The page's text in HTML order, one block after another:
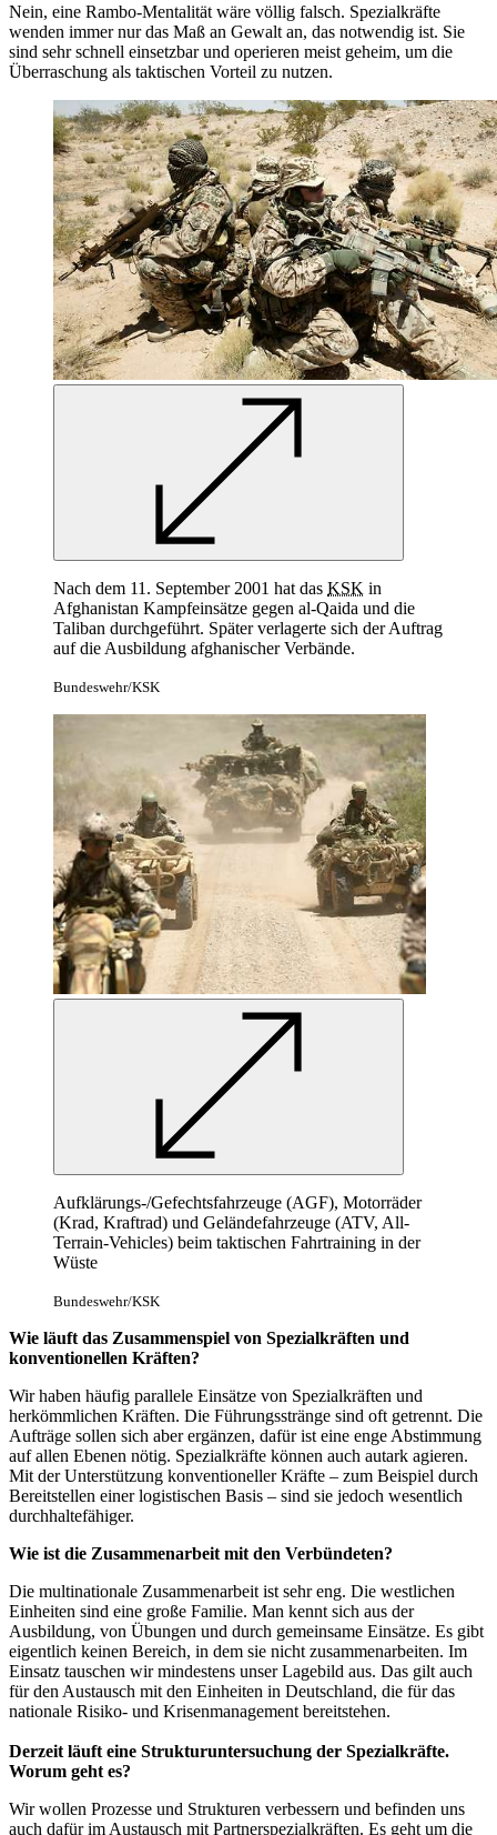
Nein, eine Rambo-Mentalität wäre völlig falsch. Spezialkräfte
wenden immer nur das Maß an Gewalt an, das notwendig ist. Sie
sind sehr schnell einsetzbar und operieren meist geheim, um die
Überraschung als taktischen Vorteil zu nutzen.
Nach dem 11. September 2001 hat das KSK in
Afghanistan Kampfeinsätze gegen al-Qaida und die
Taliban durchgeführt. Später verlagerte sich der Auftrag
auf die Ausbildung afghanischer Verbände.
Bundeswehr/KSK
Aufklärungs-/Gefechtsfahrzeuge (AGF), Motorräder
(Krad, Kraftrad) und Geländefahrzeuge (ATV, All-
Terrain-Vehicles) beim taktischen Fahrtraining in der
Wüste
Bundeswehr/KSK
Wie läuft das Zusammenspiel von Spezialkräften und
konventionellen Kräften?
Wir haben häufig parallele Einsätze von Spezialkräften und
herkömmlichen Kräften. Die Führungsstränge sind oft getrennt. Die
Aufträge sollen sich aber ergänzen, dafür ist eine enge Abstimmung
auf allen Ebenen nötig. Spezialkräfte können auch autark agieren.
Mit der Unterstützung konventioneller Kräfte – zum Beispiel durch
Bereitstellen einer logistischen Basis – sind sie jedoch wesentlich
durchhaltefähiger.
Wie ist die Zusammenarbeit mit den Verbündeten?
Die multinationale Zusammenarbeit ist sehr eng. Die westlichen
Einheiten sind eine große Familie. Man kennt sich aus der
Ausbildung, von Übungen und durch gemeinsame Einsätze. Es gibt
eigentlich keinen Bereich, in dem sie nicht zusammenarbeiten. Im
Einsatz tauschen wir mindestens unser Lagebild aus. Das gilt auch
für den Austausch mit den Einheiten in Deutschland, die für das
nationale Risiko- und Krisenmanagement bereitstehen.
Derzeit läuft eine Strukturuntersuchung der Spezialkräfte.
Worum geht es?
Wir wollen Prozesse und Strukturen verbessern und befinden uns
auch dafür im Austausch mit Partnerspezialkräften. Es geht um die